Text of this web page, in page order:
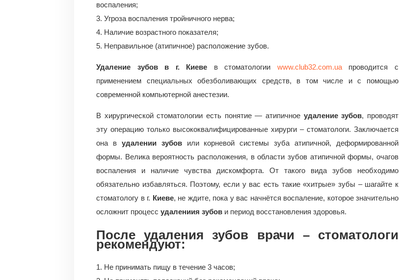
воспаления;
3. Угроза воспаления тройничного нерва;
4. Наличие возрастного показателя;
5. Неправильное (атипичное) расположение зубов.
Удаление зубов в г. Киеве в стоматологии www.club32.com.uaпроводится с
применением специальных обезболивающих средств, в том числе и с помощью
современной компьютерной анестезии.
В хирургической стоматологии есть понятие — атипичное удаление зубов, проводят
эту операцию только высококвалифицированные хирурги – стоматологи. Заключается
она в удалении зубовили корневой системы зуба атипичной, деформированной
формы. Велика вероятность расположения, в области зубов атипичной формы, очагов
воспаления и наличие чувства дискомфорта. От такого вида зубов необходимо
обязательно избавляться. Поэтому, если у вас есть такие «хитрые» зубы – шагайте к
стоматологу в г. Киеве, не ждите, пока у вас начнётся воспаление, которое значительно
осложнит процесс удалениия зубов и период восстановления здоровья.
После удаления зубов врачи – стоматологи
рекомендуют:
1. Не принимать пищу в течение 3 часов;